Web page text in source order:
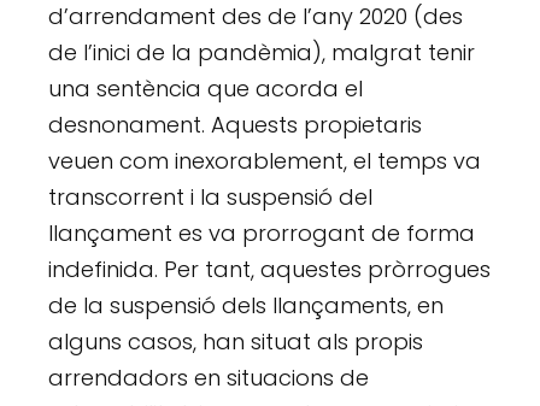
d’arrendament des de l’any 2020 (des
de l’inici de la pandèmia), malgrat tenir
una sentència que acorda el
desnonament. Aquests propietaris
veuen com inexorablement, el temps va
transcorrent i la suspensió del
llançament es va prorrogant de forma
indefinida. Per tant, aquestes pròrrogues
de la suspensió dels llançaments, en
alguns casos, han situat als propis
arrendadors en situacions de